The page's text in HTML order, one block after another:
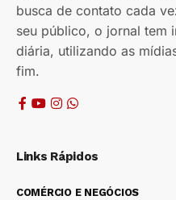
busca de contato cada
seu público, o jornal tem
diária, utilizando as
fim.
Links Rápidos
COMÉRCIO E NEGÓCIOS